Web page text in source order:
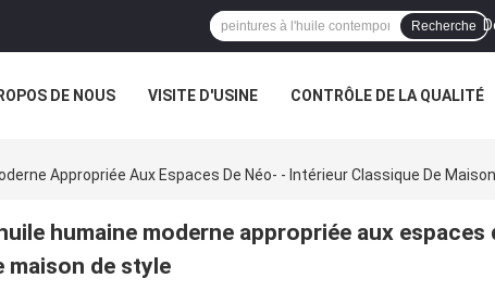
Recherche
DE NOUS VISITE D'USINE CONTRÔLE DE LA QUALITÉ
Appropriée Aux Espaces De Néo- - Intérieur Classique De
humaine moderne appropriée aux
maison de style